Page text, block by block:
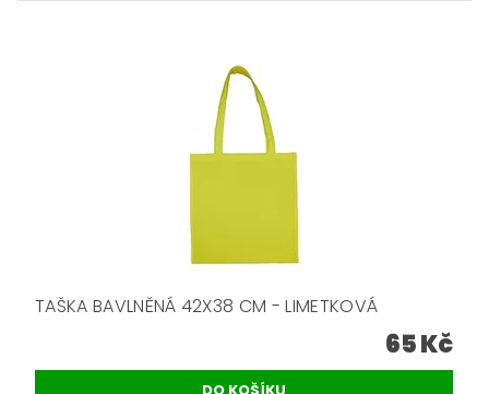
TAŠKA BAVLNĚNÁ 42X38 CM - LIMETKOVÁ
65 Kč